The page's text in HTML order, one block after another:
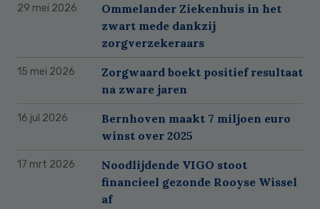
29 mei 2026
Ommelander Ziekenhuis in het
zwart mede dankzij
zorgverzekeraars
15 mei 2026
Zorgwaard boekt positief resultaat
na zware jaren
16 jul 2026
Bernhoven maakt 7 miljoen euro
winst over 2025
17 mrt 2026
Noodlijdende VIGO stoot
financieel gezonde Rooyse Wissel
af